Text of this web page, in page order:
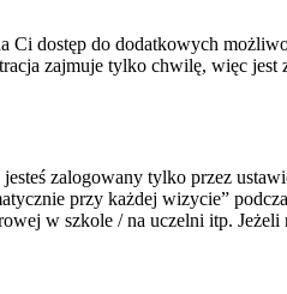
Ci dostęp do dodatkowych
zajmuje tylko chwilę, więc jest
zalogowany tylko przez
przy każdej wizycie”
w szkole / na uczelni itp.